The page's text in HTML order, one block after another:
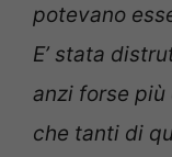
potevano
E’ stata
anzi forse più
che tanti di